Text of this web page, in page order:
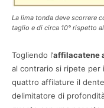
La lima tonda deve scorrere
taglio e di circa 10° rispetto
Togliendo l’affilacatene
al contrario si ripete per
quattro affilature il
delimitatore di